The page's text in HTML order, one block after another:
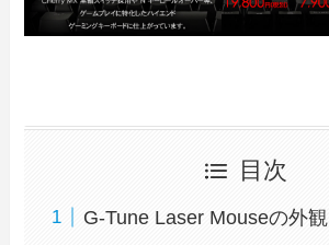
目次
G-Tune Laser Mouseの外観